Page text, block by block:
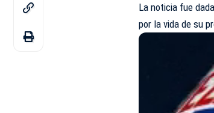
La noticia fue
por la vida de su